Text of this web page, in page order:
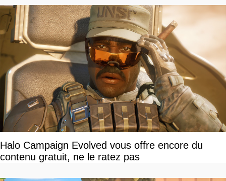
Halo Campaign Evolved vous offre encore du
contenu gratuit, ne le ratez pas